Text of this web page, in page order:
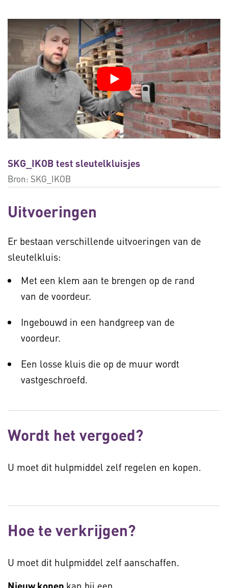
SKG_IKOB test sleutelkluisjes
Bron: SKG_IKOB
Uitvoeringen
Er bestaan verschillende uitvoeringen van de
sleutelkluis:
Met een klem aan te brengen op de rand
van de voordeur.
Ingebouwd in een handgreep van de
voordeur.
Een losse kluis die op de muur wordt
vastgeschroefd.
Wordt het vergoed?
U moet dit hulpmiddel zelf regelen en kopen.
Hoe te verkrijgen?
U moet dit hulpmiddel zelf aanschaffen.